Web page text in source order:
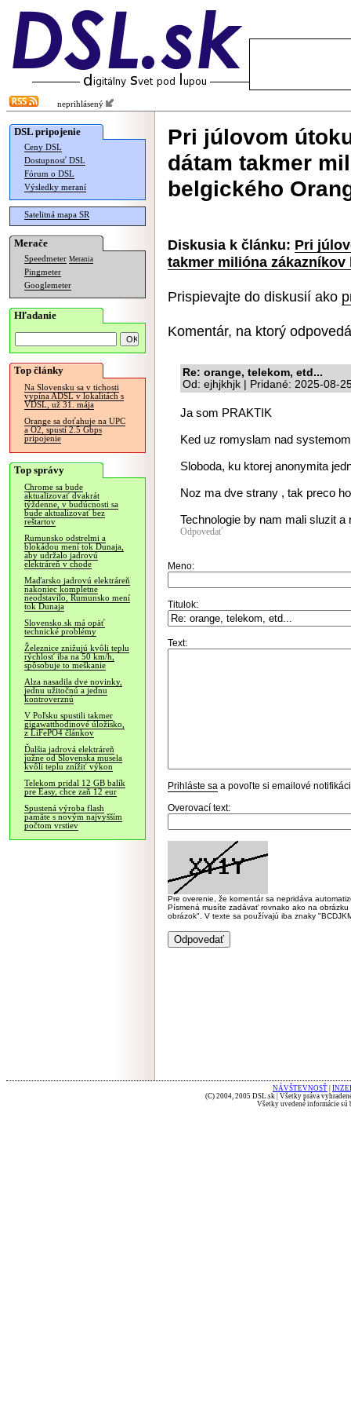
neprihlásený
DSL pripojenie
Ceny DSL
Dostupnosť DSL
Fórum o DSL
Výsledky meraní
Satelitná mapa SR
Merače
Speedmeter Merania
Pingmeter
Googlemeter
Hľadanie
Top články
Na Slovensku sa v tichosti
vypína ADSL v lokalitách s
VDSL, už 31. mája
Orange sa doťahuje na UPC
a O2, spustí 2.5 Gbps
pripojenie
Top správy
Chrome sa bude
aktualizovať dvakrát
týždenne, v budúcnosti sa
bude aktualizovať bez
reštartov
Rumunsko odstrelmi a
blokádou mení tok Dunaja,
aby udržalo jadrovú
elektráreň v chode
Maďarsko jadrovú elektráreň
nakoniec kompletne
neodstavilo, Rumunsko mení
tok Dunaja
Slovensko.sk má opäť
technické problémy
Železnice znižujú kvôli teplu
rýchlosť iba na 50 km/h,
spôsobuje to meškanie
Alza nasadila dve novinky,
jednu užitočnú a jednu
kontroverznú
V Poľsku spustili takmer
gigawatthodinové úložisko,
z LiFePO4 článkov
Ďalšia jadrová elektráreň
južne od Slovenska musela
kvôli teplu znížiť výkon
Telekom pridal 12 GB balík
pre Easy, chce zaň 12 eur
Spustená výroba flash
pamäte s novým najvyšším
počtom vrstiev
Pri júlovom
dátam takmer
belgického
Diskusia k článku: Pri
takmer milióna
Prispievajte do diskusií ako
Komentár, na ktorý
Re: orange, telekom, etd...
Od: ejhjkhjk | Pridané: 2025-08-
Ja som PRAKTIK
Ked uz romyslam nad
Sloboda, ku ktorej anonymita
Noz ma dve strany , tak preco
Technologie by nam mali sluzit
Odpovedať
Meno:
Titulok:
Text:
Prihláste sa a povoľte si emailové
Overovací text:
Pre overenie, že komentár sa nepridáva
Písmená musíte zadávať rovnako ako na
obrázok". V texte sa používajú iba znaky
NÁVŠTEVNOSŤ
(C) 2004, 2005 DSL.sk | Všetky práva
Všetky uvedené informácie sú